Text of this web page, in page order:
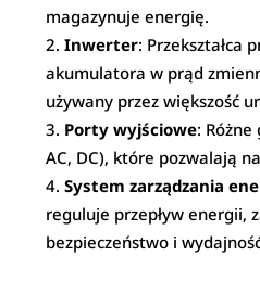
magazynuje energię.
Inwerter: Przekształca
akumulatora w prąd
używany przez większość
Porty wyjściowe: Różne
AC, DC), które pozwalają
System zarządzania
reguluje przepływ energii,
bezpieczeństwo i